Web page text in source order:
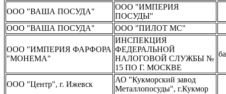
ООО "ВАША ПОСУДА"
ООО "ИМПЕРИЯ
ПОСУДЫ"
ООО "ВАША ПОСУДА"
ООО "ПИЛОТ МС"
ООО "ИМПЕРИЯ ФАРФОРА
"МОНЕМА"
ИНСПЕКЦИЯ
ФЕДЕРАЛЬНОЙ
НАЛОГОВОЙ СЛУЖБЫ №
15 ПО Г. МОСКВЕ
ООО "Центр", г. Ижевск
АО "Кукморский завод
Металлопосуды", г.Кукмор